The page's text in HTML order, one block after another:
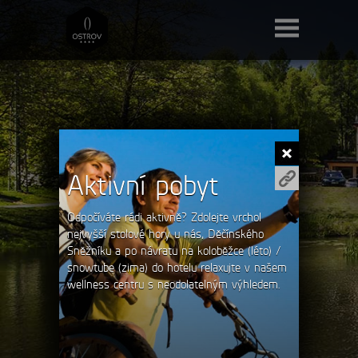
Aktivní pobyt
Odpočíváte rádi aktivně? Zdolejte vrchol
nejvyšší stolové hory u nás, Děčínského
Sněžníku a po návratu na koloběžce (léto) /
snowtube (zima) do hotelu relaxujte v našem
wellness centru s neodolatelným výhledem.